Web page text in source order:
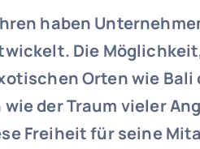
haben
Die
Orten wie Bali
wie der Traum vieler
Freiheit für seine